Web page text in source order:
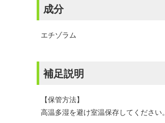
成分
エチゾラム
補足説明
【保管方法】
高温多湿を避け室温保存してください。